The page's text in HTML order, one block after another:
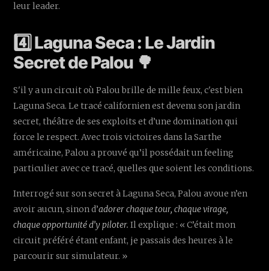
leur leader.
4️⃣ Laguna Seca : Le Jardin
Secret de Palou 🌳
S'il y a un circuit où Palou brille de mille feux, c'est bien
Laguna Seca. Le tracé californien est devenu son jardin
secret, théâtre de ses exploits et d’une domination qui
force le respect. Avec trois victoires dans la Sarthe
américaine, Palou a prouvé qu’il possédait un feeling
particulier avec ce tracé, quelles que soient les conditions.
Interrogé sur son secret à Laguna Seca, Palou avoue n’en
avoir aucun, sinon d’adorer chaque tour, chaque virage,
chaque opportunité d’y piloter. Il explique : « C’était mon
circuit préféré étant enfant, je passais des heures à le
parcourir sur simulateur. »